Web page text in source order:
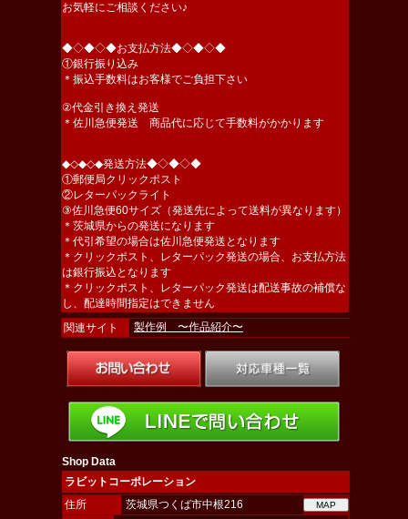
お気軽にご相談ください♪
◆◇◆◇◆お支払方法◆◇◆◇◆
①銀行振り込み
＊振込手数料はお客様でご負担下さい
②代金引き換え発送
＊佐川急便発送 商品代に応じて手数料がかかります
◆◇◆◇◆発送方法◆◇◆◇◆
①郵便局クリックポスト
②レターパックライト
③佐川急便60サイズ（発送先によって送料が異なります）
＊茨城県からの発送になります
＊代引希望の場合は佐川急便発送となります
＊クリックポスト、レターパック発送の場合、お支払方法
は銀行振込となります
＊クリックポスト、レターパック発送は配送事故の補償な
し、配達時間指定はできません
関連サイト
製作例 〜作品紹介〜
Shop Data
ラビットコーポレーション
住所
茨城県つくば市中根216